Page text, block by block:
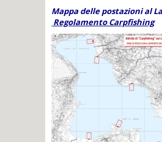
Mappa delle postazioni al
Regolamento Carpfishing